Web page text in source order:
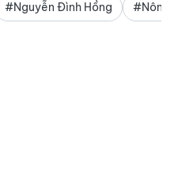
#Nguyễn Đình Hồng #Nông